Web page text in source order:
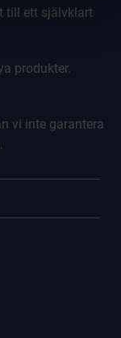
till ett självklart
produkter.
vi inte garantera